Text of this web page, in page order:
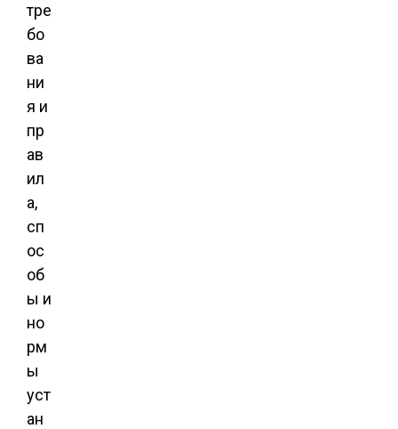
тре
бо
ва
ни
я и
пр
ав
ил
а,
сп
ос
об
ы и
но
рм
ы
уст
ан